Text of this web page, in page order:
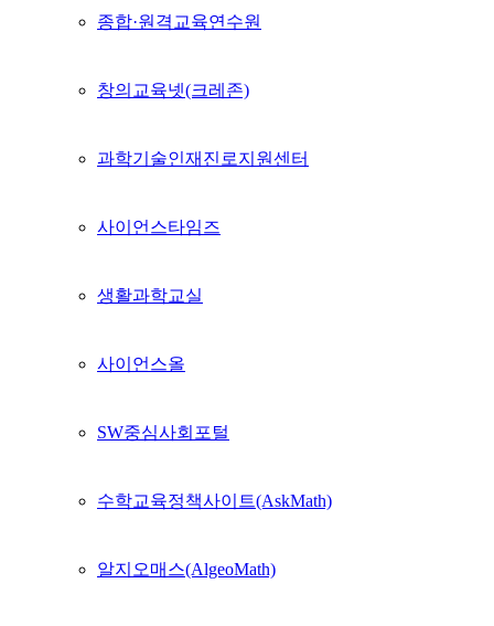
종합·원격교육연수원
창의교육넷(크레존)
과학기술인재진로지원센터
사이언스타임즈
생활과학교실
사이언스올
SW중심사회포털
수학교육정책사이트(AskMath)
알지오매스(AlgeoMath)